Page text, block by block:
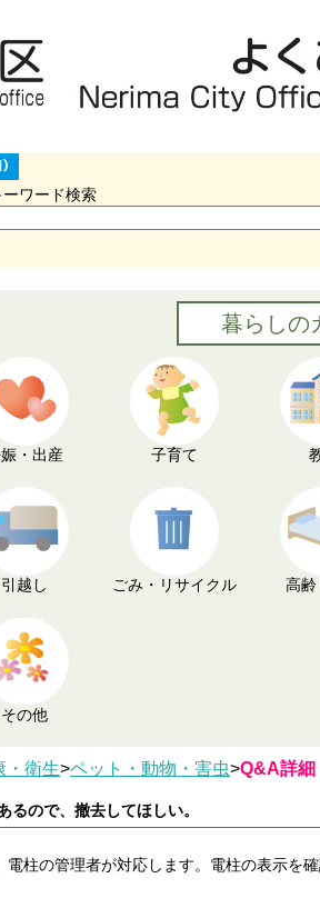
ーワード検索
暮らしの
・出産 子育て
引越し ごみ・リサイクル 高齢
その他
・衛生>ペット・動物・害虫>Q&A詳細
ので、撤去してほしい。
電柱の管理者が対応します。電柱の表示